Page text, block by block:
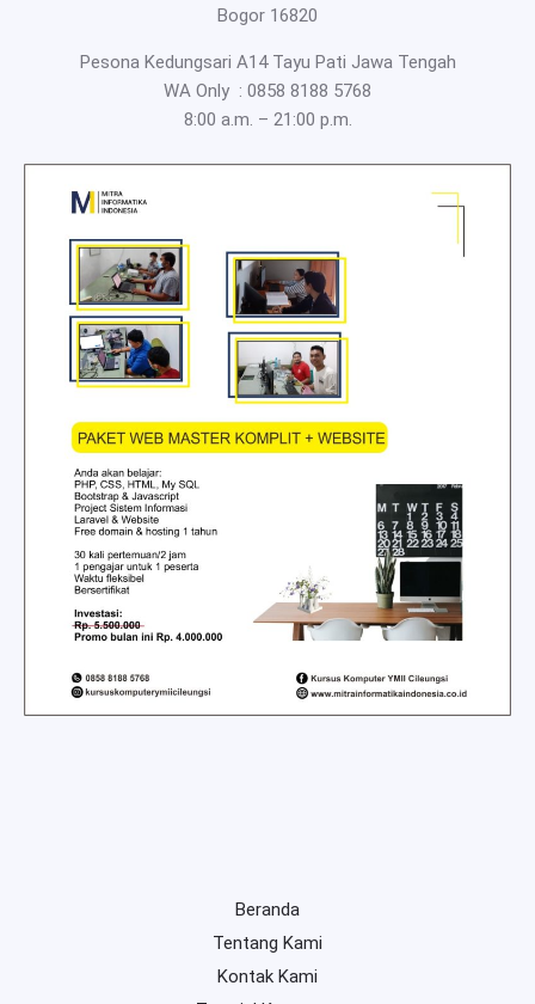
Bogor 16820
Pesona Kedungsari A14 Tayu Pati Jawa Tengah
WA Only : 0858 8188 5768
8:00 a.m. – 21:00 p.m.
Beranda
Tentang Kami
Kontak Kami